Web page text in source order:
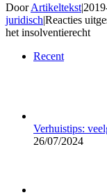
DoorArtikeltekst|
juridisch|Reacties
het insolventierecht
Recent
Verhuistips:
26/07/2024